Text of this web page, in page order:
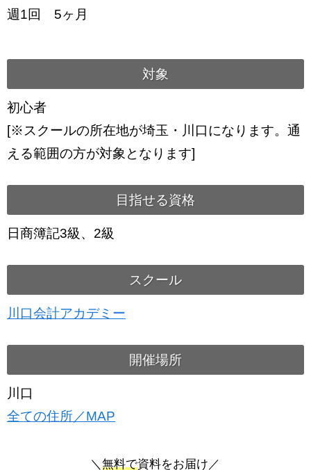
週1回 5ヶ月
対象
初心者
[※スクールの所在地が埼玉・川口になります。通
える範囲の方が対象となります]
目指せる資格
日商簿記3級、2級
スクール
川口会計アカデミー
開催場所
川口
全ての住所／MAP
＼無料で資料をお届け／